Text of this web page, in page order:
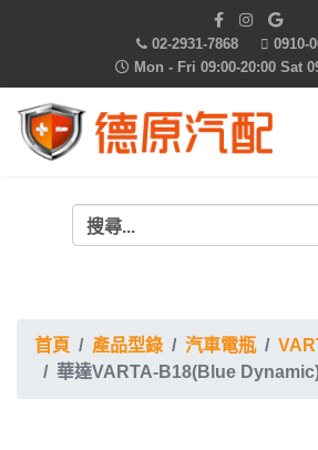
02-2931-7868
0910-
Mon - Fri 09:00-20:00 Sat
首頁 產品型錄 汽車電瓶
華達VARTA-B18(Blue